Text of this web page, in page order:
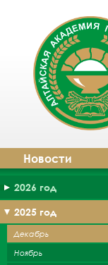
Новости
2026 год
2025 год
Декабрь
Ноябрь